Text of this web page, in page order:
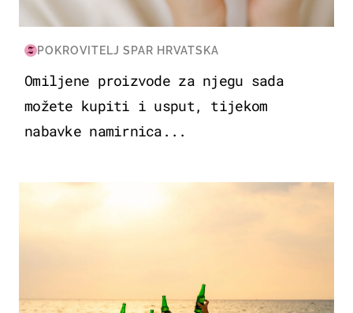
POKROVITELJ SPAR HRVATSKA
Omiljene proizvode za njegu sada
možete kupiti i usput, tijekom
nabavke namirnica...